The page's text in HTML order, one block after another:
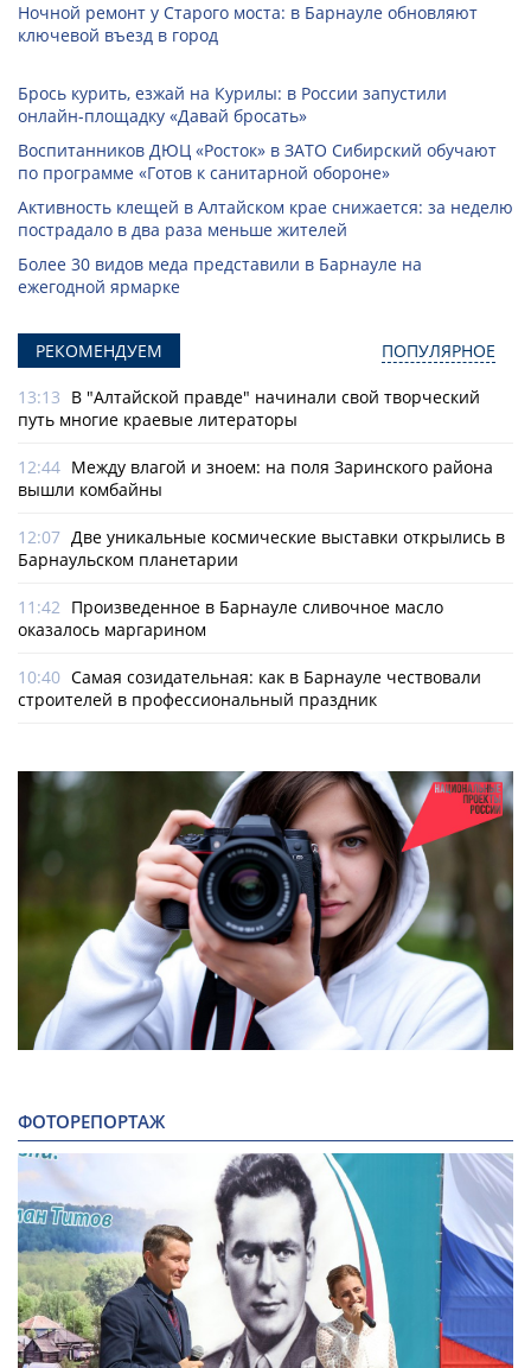
Ночной ремонт у Старого моста: в Барнауле обновляют
ключевой въезд в город
Брось курить, езжай на Курилы: в России запустили
онлайн-­площадку «Давай бросать»
Воспитанников ДЮЦ «Росток» в ЗАТО Сибирский обучают
по программе «Готов к санитарной обороне»
Активность клещей в Алтайском крае снижается: за неделю
пострадало в два раза меньше жителей
Более 30 видов меда представили в Барнауле на
ежегодной ярмарке
РЕКОМЕНДУЕМ ПОПУЛЯРНОЕ
13:13 В "Алтайской правде" начинали свой творческий
путь многие краевые литераторы
12:44 Между влагой и зноем: на поля Заринского района
вышли комбайны
12:07 Две уникальные космические выставки открылись в
Барнаульском планетарии
11:42 Произведенное в Барнауле сливочное масло
оказалось маргарином
10:40 Самая созидательная: как в Барнауле чествовали
строителей в профессиональный праздник
ФОТОРЕПОРТАЖ